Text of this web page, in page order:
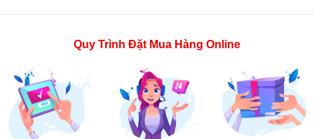
Quy Trình Đặt Mua Hàng Online